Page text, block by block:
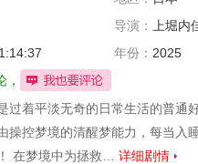
导演：
上堀内
柏木宏纪
年份： 2025
，
过着平淡无奇的日常生活的普通
操控梦境的清醒梦能力，每当入
在梦境中为拯救… 详细剧情